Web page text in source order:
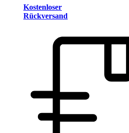
Kostenloser
Rückversand